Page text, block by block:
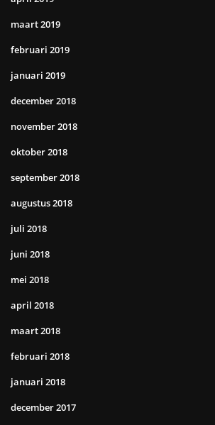
maart 2019
februari 2019
januari 2019
december 2018
november 2018
oktober 2018
september 2018
augustus 2018
juli 2018
juni 2018
mei 2018
april 2018
maart 2018
februari 2018
januari 2018
december 2017